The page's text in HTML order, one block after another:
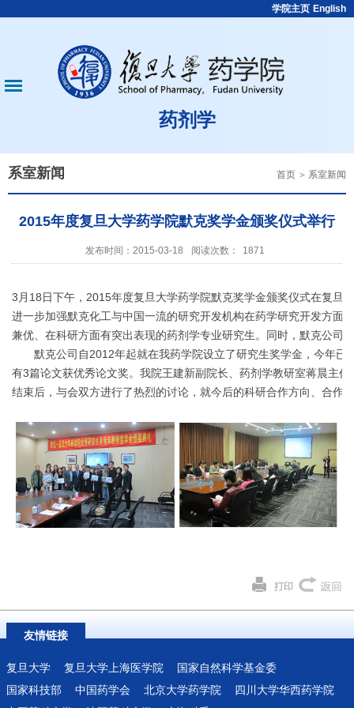
学院主页 English
药剂学
首页 系室新闻
系室新闻
2015年度复旦大学药学院默克奖学金颁奖仪式举行
发布时间：2015-03-18 阅读次数： 1871
3月18日下午，2015年度复旦大学药学院默克奖学金颁奖仪式在复旦
进一步加强默克化工与中国一流的研究开发机构在药学研究开发方面
兼优、在科研方面有突出表现的药剂学专业研究生。同时，默克公司
默克公司自2012年起就在我药学院设立了研究生奖学金，今年已
有3篇论文获优秀论文奖。我院王建新副院长、药剂学教研室蒋晨主
结束后，与会双方进行了热烈的讨论，就今后的科研合作方向、合作
友情链接
复旦大学 复旦大学上海医学院
国家自然科学基金委
国家科技部
中国药学会 北京大学药学院
四川大学华西药学院